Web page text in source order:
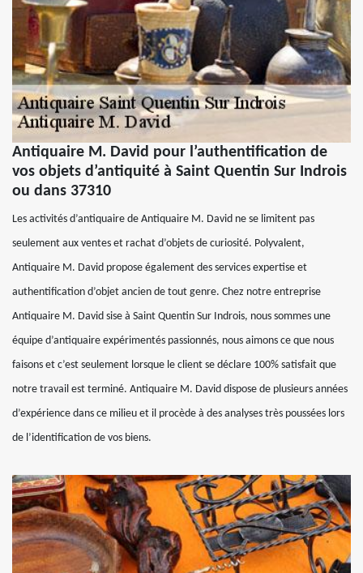
Antiquaire M. David pour l’authentification de
vos objets d’antiquité à Saint Quentin Sur Indrois
ou dans 37310
Les activités d’antiquaire de Antiquaire M. David ne se limitent pas
seulement aux ventes et rachat d’objets de curiosité. Polyvalent,
Antiquaire M. David propose également des services expertise et
authentification d’objet ancien de tout genre. Chez notre entreprise
Antiquaire M. David sise à Saint Quentin Sur Indrois, nous sommes une
équipe d’antiquaire expérimentés passionnés, nous aimons ce que nous
faisons et c’est seulement lorsque le client se déclare 100% satisfait que
notre travail est terminé. Antiquaire M. David dispose de plusieurs années
d’expérience dans ce milieu et il procède à des analyses très poussées lors
de l’identification de vos biens.